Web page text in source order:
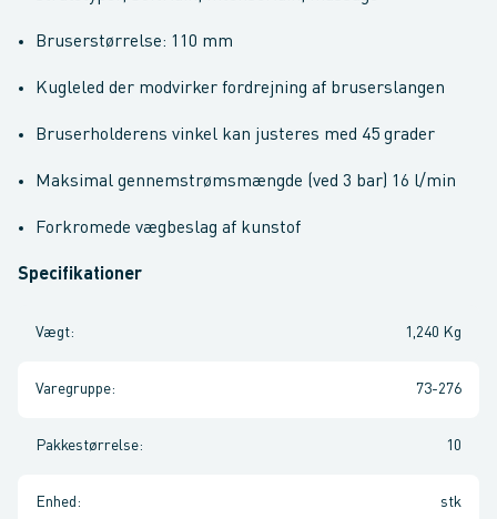
Bruserstørrelse: 110 mm
Kugleled der modvirker fordrejning af bruserslangen
Bruserholderens vinkel kan justeres med 45 grader
Maksimal gennemstrømsmængde (ved 3 bar) 16 l/min
Forkromede vægbeslag af kunstof
Specifikationer
Vægt: 1,240 Kg
Varegruppe: 73-276
Pakkestørrelse: 10
Enhed : stk